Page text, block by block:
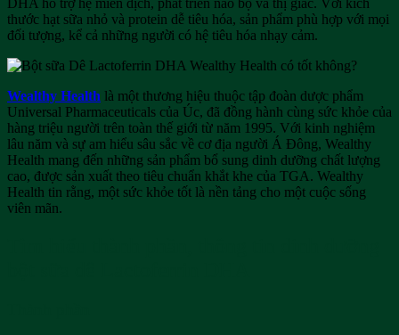
DHA hỗ trợ hệ miễn dịch, phát triển não bộ và thị giác. Với kích
thước hạt sữa nhỏ và protein dễ tiêu hóa, sản phẩm phù hợp với mọi
đối tượng, kể cả những người có hệ tiêu hóa nhạy cảm.
Wealthy Health là một thương hiệu thuộc tập đoàn dược phẩm
Universal Pharmaceuticals của Úc, đã đồng hành cùng sức khỏe của
hàng triệu người trên toàn thế giới từ năm 1995. Với kinh nghiệm
lâu năm và sự am hiểu sâu sắc về cơ địa người Á Đông, Wealthy
Health mang đến những sản phẩm bổ sung dinh dưỡng chất lượng
cao, được sản xuất theo tiêu chuẩn khắt khe của TGA. Wealthy
Health tin rằng, một sức khỏe tốt là nền tảng cho một cuộc sống
viên mãn.